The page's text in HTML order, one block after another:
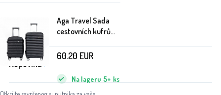
Aga Travel Sada
cestovních kufrů
Na lageru 5+ ks
60.20 EUR
O tvrtki
Kupovina